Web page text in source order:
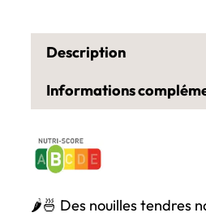
Description
Informations
🌶️🍜 Des nouilles tendres